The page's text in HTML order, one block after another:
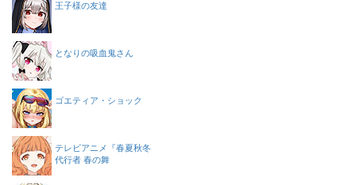
王子様の友達
となりの吸血鬼さん
ゴエティア・ショック
テレビアニメ『春夏秋冬
代行者 春の舞